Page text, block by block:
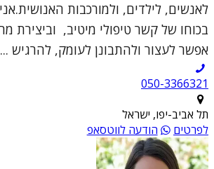
לאנשים, לילדים, ולמורכבות
בכוחו של קשר טיפולי מיטיב, וביצירת
אפשר לעצור ולהתבונן לעומק, להרגיש ...
050-3366321
תל אביב-יפו, ישראל
לפרטים
הודעה לווטסאפ